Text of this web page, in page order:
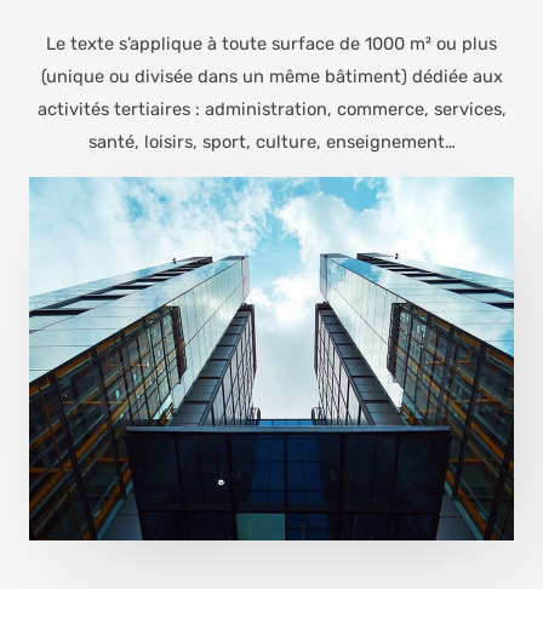
Le texte s’applique à toute surface de 1000 m² ou plus
(unique ou divisée dans un même bâtiment) dédiée aux
activités tertiaires : administration, commerce, services,
santé, loisirs, sport, culture, enseignement…